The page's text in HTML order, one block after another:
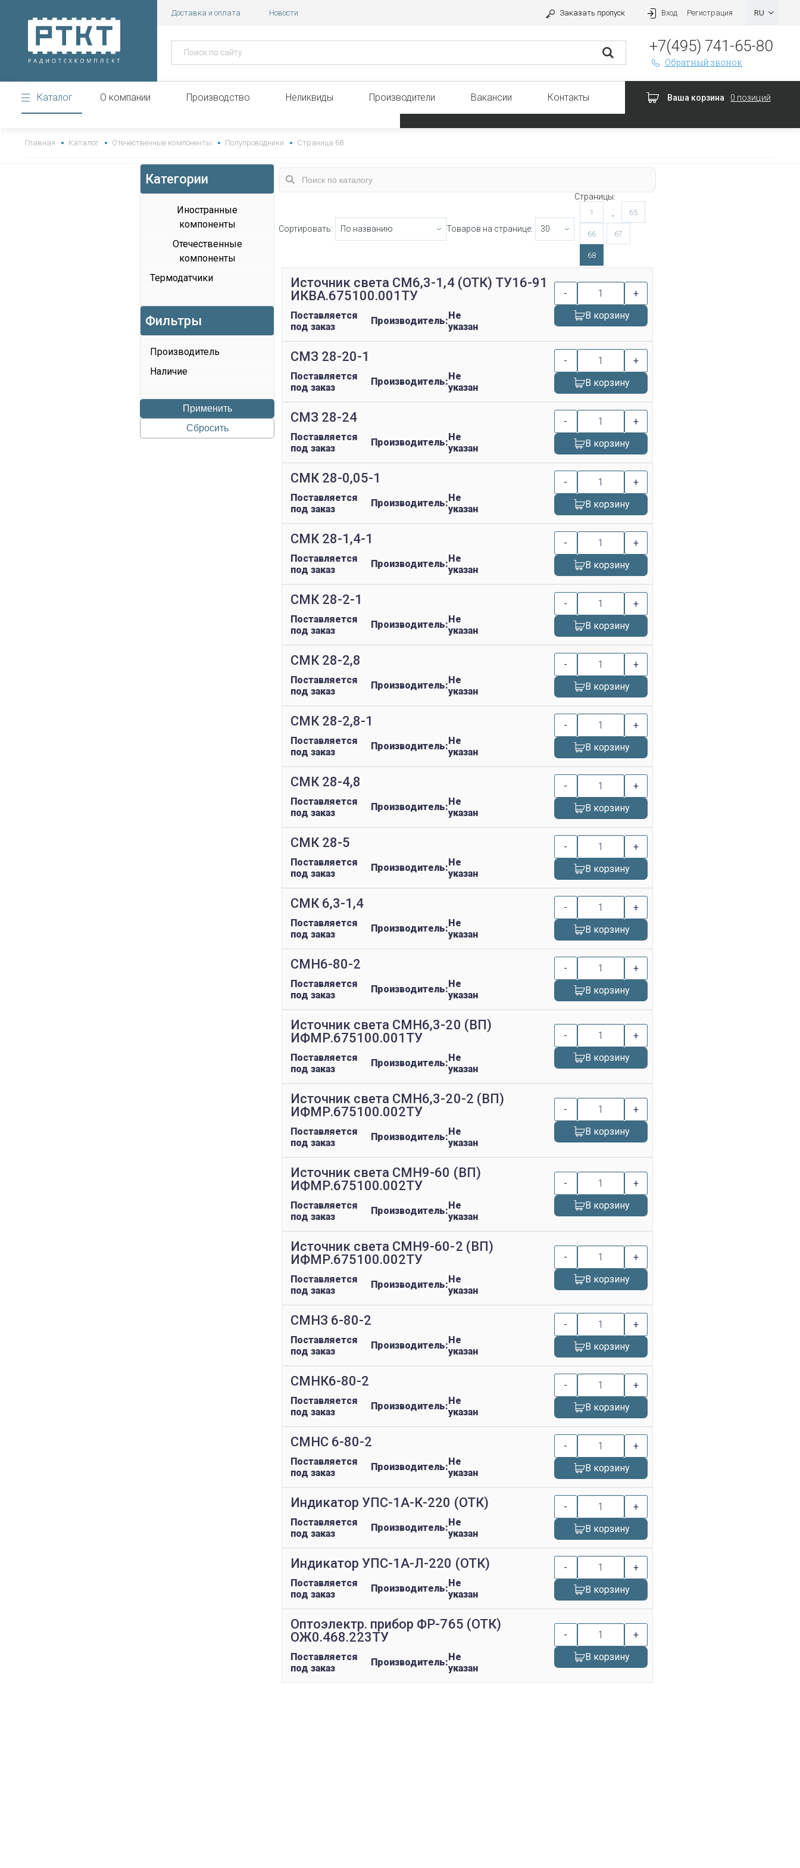
Доставка и оплата Новости Заказать пропуск Вход Регистрация
+7(495) 741-65-80
Обратный звонок
Каталог О компании Производство Неликвиды Производители Вакансии Контакты Ваша корзина 0 позиций
Главная Каталог Отечественные компоненты Полупроводники Страница 68
Категории
Иностранные
компоненты
Отечественные
компоненты
Термодатчики
Фильтры
Производитель
Наличие
Применить
Сбросить
Сортировать: Товаров на странице:
Страницы:
1 ... 65
66 67
68
Источник света СМ6,3-1,4 (ОТК) ТУ16-91
ИКВА.675100.001ТУ
Поставляется
под заказ
Производитель:Не
указан
-
+
В корзину
СМЗ 28-20-1
Поставляется
под заказ
Производитель:Не
указан
-
+
В корзину
СМЗ 28-24
Поставляется
под заказ
Производитель:Не
указан
-
+
В корзину
СМК 28-0,05-1
Поставляется
под заказ
Производитель:Не
указан
-
+
В корзину
СМК 28-1,4-1
Поставляется
под заказ
Производитель:Не
указан
-
+
В корзину
СМК 28-2-1
Поставляется
под заказ
Производитель:Не
указан
-
+
В корзину
СМК 28-2,8
Поставляется
под заказ
Производитель:Не
указан
-
+
В корзину
СМК 28-2,8-1
Поставляется
под заказ
Производитель:Не
указан
-
+
В корзину
СМК 28-4,8
Поставляется
под заказ
Производитель:Не
указан
-
+
В корзину
СМК 28-5
Поставляется
под заказ
Производитель:Не
указан
-
+
В корзину
СМК 6,3-1,4
Поставляется
под заказ
Производитель:Не
указан
-
+
В корзину
СМН6-80-2
Поставляется
под заказ
Производитель:Не
указан
-
+
В корзину
Источник света СМН6,3-20 (ВП)
ИФМР.675100.001ТУ
Поставляется
под заказ
Производитель:Не
указан
-
+
В корзину
Источник света СМН6,3-20-2 (ВП)
ИФМР.675100.002ТУ
Поставляется
под заказ
Производитель:Не
указан
-
+
В корзину
Источник света СМН9-60 (ВП)
ИФМР.675100.002ТУ
Поставляется
под заказ
Производитель:Не
указан
-
+
В корзину
Источник света СМН9-60-2 (ВП)
ИФМР.675100.002ТУ
Поставляется
под заказ
Производитель:Не
указан
-
+
В корзину
СМНЗ 6-80-2
Поставляется
под заказ
Производитель:Не
указан
-
+
В корзину
СМНК6-80-2
Поставляется
под заказ
Производитель:Не
указан
-
+
В корзину
СМНС 6-80-2
Поставляется
под заказ
Производитель:Не
указан
-
+
В корзину
Индикатор УПС-1А-К-220 (ОТК)
Поставляется
под заказ
Производитель:Не
указан
-
+
В корзину
Индикатор УПС-1А-Л-220 (ОТК)
Поставляется
под заказ
Производитель:Не
указан
-
+
В корзину
Оптоэлектр. прибор ФР-765 (ОТК)
ОЖ0.468.223ТУ
Поставляется
под заказ
Производитель:Не
указан
-
+
В корзину